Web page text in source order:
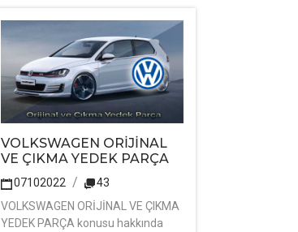
VOLKSWAGEN ORİJİNAL
VE ÇIKMA YEDEK PARÇA
07102022
43
VOLKSWAGEN ORİJİNAL VE ÇIKMA
YEDEK PARÇA konusu hakkında